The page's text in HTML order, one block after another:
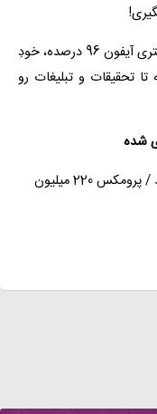
کاربری دیگر نوشته است: آموزش تعرفه رجیستری آیفون 96 درصده، خودِ
تحقیقات و تبلیغات رو